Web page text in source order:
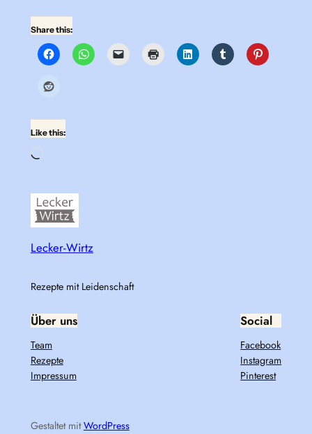
Share this:
Like this:
Loading…
Lecker-Wirtz
Rezepte mit Leidenschaft
Über uns
Team
Rezepte
Impressum
Social
Facebook
Instagram
Pinterest
Gestaltet mitWordPress